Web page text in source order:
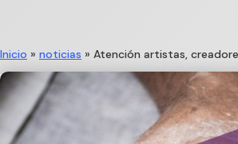
Inicio » noticias » Atención artistas,